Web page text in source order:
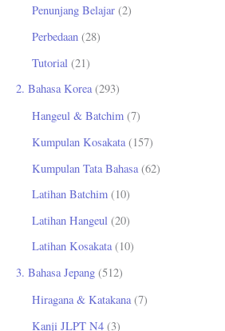
Penunjang Belajar (2)
Perbedaan (28)
Tutorial (21)
2. Bahasa Korea(293)
Hangeul & Batchim (7)
Kumpulan Kosakata(157)
Kumpulan Tata Bahasa (62)
Latihan Batchim (10)
Latihan Hangeul (20)
Latihan Kosakata(10)
3. Bahasa Jepang (512)
Hiragana & Katakana(7)
Kanji JLPT N4 (3)